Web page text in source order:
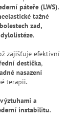
páteře (LWS).
tažné
bolestech zad,
.
zajišťuje efektivní
destička,
nasazení
terapii.
a
instabilitu.